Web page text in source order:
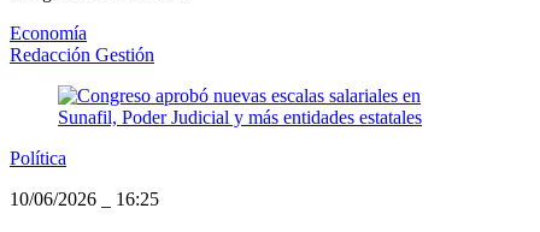
Economía
Redacción Gestión
Política
10/06/2026
16:25